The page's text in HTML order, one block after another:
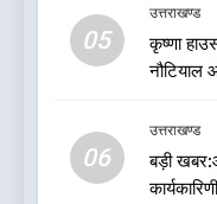
05
उत्तराखण्ड
कृष्णा
नौटियाल
06
उत्तराखण्ड
बड़ी
1